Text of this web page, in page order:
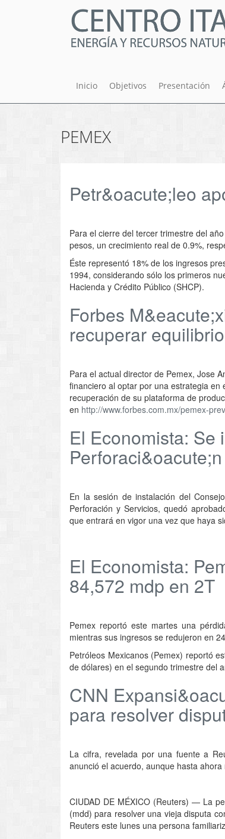
Inicio Objetivos Presentación
PEMEX
Petr&oacute;leo
Para el cierre del tercer trimestre del
pesos, un crecimiento real de 0.9%,
Éste representó 18% de los ingresos
1994, considerando sólo los primeros
Hacienda y Crédito Público (SHCP).
Forbes
recuperar
Para el actual director de Pemex, Jose
financiero al optar por una estrategia
recuperación de su plataforma de
en http://www.forbes.com.mx/pemex-
El Economista: Se
En la sesión de instalación del
Perforación y Servicios, quedó
que entrará en vigor una vez que haya
El Economista:
84,572 mdp en 2T
Pemex reportó este martes una
mientras sus ingresos se redujeron en
Petróleos Mexicanos (Pemex) reportó
de dólares) en el segundo trimestre del
CNN
para resolver
La cifra, revelada por una fuente a
anunció el acuerdo, aunque hasta
CIUDAD DE MÉXICO (Reuters) — La
(mdd) para resolver una vieja disputa
Reuters este lunes una persona